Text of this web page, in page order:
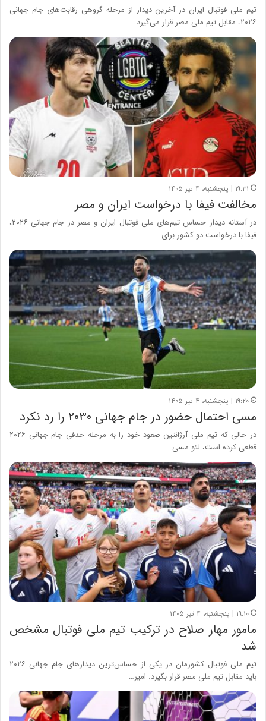
تیم ملی فوتبال ایران در آخرین دیدار از مرحله گروهی رقابت‌های جام جهانی
۲۰۲۶، مقابل تیم ملی مصر قرار می‌گیرد.
۱۹:۳۱ | پنجشنبه، ۴ تیر ۱۴۰۵
مخالفت فیفا با درخواست ایران و مصر
در آستانه دیدار حساس تیم‌های ملی فوتبال ایران و مصر در جام جهانی ۲۰۲۶،
فیفا با درخواست دو کشور برای…
۱۹:۲۰ | پنجشنبه، ۴ تیر ۱۴۰۵
مسی احتمال حضور در جام جهانی ۲۰۳۰ را رد نکرد
در حالی که تیم ملی آرژانتین صعود خود را به مرحله حذفی جام جهانی ۲۰۲۶
قطعی کرده است، لئو مسی…
۱۹:۱۰ | پنجشنبه، ۴ تیر ۱۴۰۵
مامور مهار صلاح در ترکیب تیم ملی فوتبال مشخص
شد
تیم ملی فوتبال کشورمان در یکی از حساس‌ترین دیدارهای جام جهانی ۲۰۲۶
باید مقابل تیم ملی مصر قرار بگیرد. امیر…